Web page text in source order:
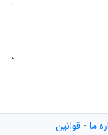
ما - قوانین